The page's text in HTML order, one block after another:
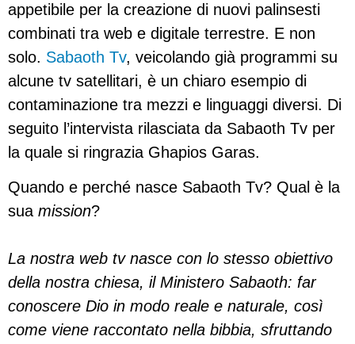
appetibile per la creazione di nuovi palinsesti
combinati tra web e digitale terrestre. E non
solo. Sabaoth Tv, veicolando già programmi su
alcune tv satellitari, è un chiaro esempio di
contaminazione tra mezzi e linguaggi diversi. Di
seguito l’intervista rilasciata da Sabaoth Tv per
la quale si ringrazia Ghapios Garas.
Quando e perché nasce Sabaoth Tv? Qual è la
sua mission?
La nostra web tv nasce con lo stesso obiettivo
della nostra chiesa, il Ministero Sabaoth: far
conoscere Dio in modo reale e naturale, così
come viene raccontato nella bibbia, sfruttando